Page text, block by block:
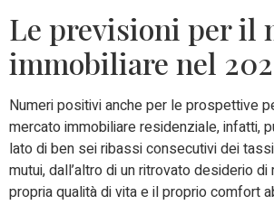
Le previsioni per il
immobiliare nel
Numeri positivi anche per le prospettive
mercato immobiliare residenziale, infatti,
lato di ben sei ribassi consecutivi dei
mutui, dall’altro di un ritrovato desiderio di
propria qualità di vita e il proprio comfort